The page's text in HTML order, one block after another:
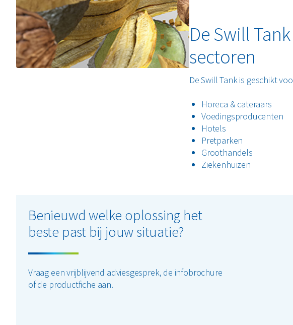
De Swill
sectoren
De Swill Tank is geschikt
Horeca & cateraars
Voedingsproducenten
Hotels
Pretparken
Groothandels
Ziekenhuizen
Benieuwd welke oplossing het
beste past bij jouw situatie?
Vraag een vrijblijvend adviesgesprek, de infobrochure
of de productfiche aan.